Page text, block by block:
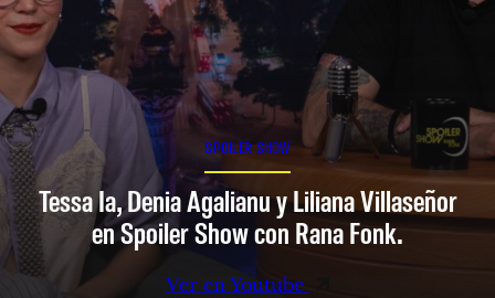
SPOILER SHOW
Tessa Ia, Denia Agalianu y Liliana Villaseñor
en Spoiler Show con Rana Fonk.
Ver en Youtube